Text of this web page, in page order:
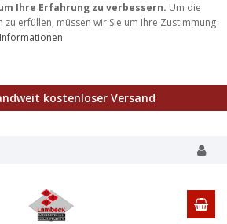
Ihre Erfahrung zu verbessern. Um die
zu erfüllen, müssen wir Sie um Ihre Zustimmung
kostenloser Versand